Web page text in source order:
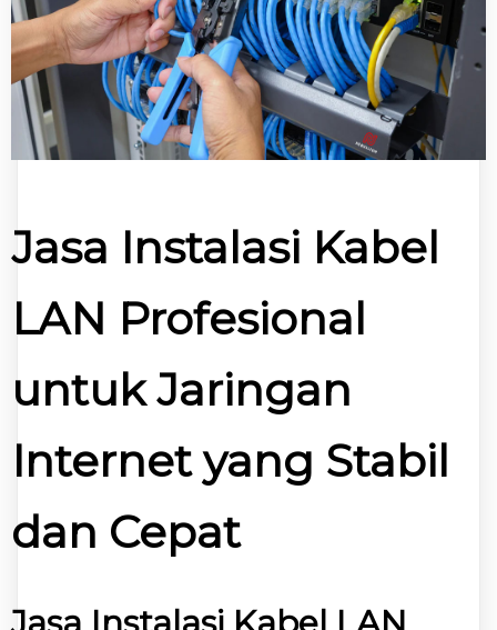
Jasa Instalasi Kabel
LAN Profesional
untuk Jaringan
Internet yang Stabil
dan Cepat